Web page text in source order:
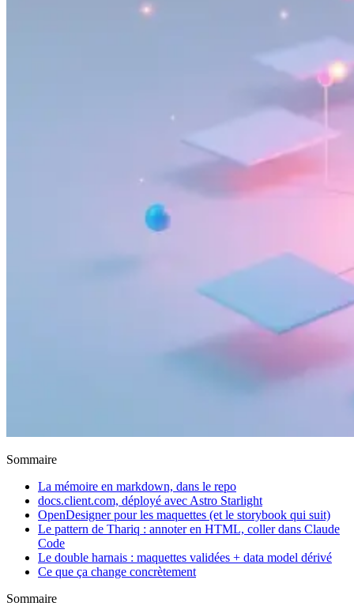
Sommaire
La mémoire en markdown, dans le repo
docs.client.com, déployé avec Astro Starlight
OpenDesigner pour les maquettes (et le storybook qui suit)
Le pattern de Thariq : annoter en HTML, coller dans Claude
Code
Le double harnais : maquettes validées + data model dérivé
Ce que ça change concrètement
Sommaire